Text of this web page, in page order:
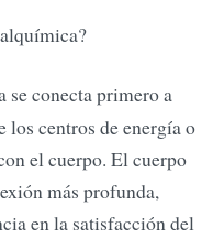
conecta primero a
los centros de energía o
el cuerpo. El cuerpo
más profunda,
en la satisfacción del